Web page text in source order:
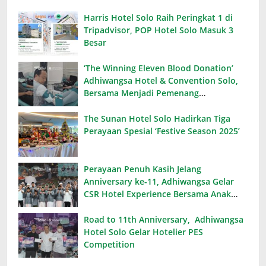
Harris Hotel Solo Raih Peringkat 1 di
Tripadvisor, POP Hotel Solo Masuk 3
Besar
‘The Winning Eleven Blood Donation’
Adhiwangsa Hotel & Convention Solo,
Bersama Menjadi Pemenang
The Sunan Hotel Solo Hadirkan Tiga
Perayaan Spesial ‘Festive Season 2025’
Perayaan Penuh Kasih Jelang
Anniversary ke-11, Adhiwangsa Gelar
CSR Hotel Experience Bersama Anak
Road to 11th Anniversary, Adhiwangsa
Hotel Solo Gelar Hotelier PES
Competition